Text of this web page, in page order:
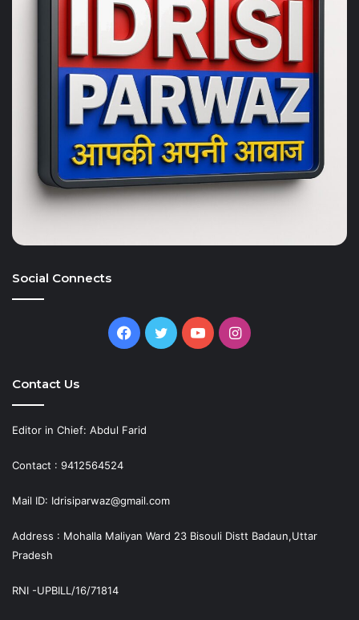
Social Connects
Facebook
TwitterYouTubeInstagram
Contact Us
Editor in Chief: Abdul Farid
Contact : 9412564524
Mail ID: Idrisiparwaz@gmail.com
Address : Mohalla Maliyan Ward 23 Bisouli Distt Badaun,Uttar
Pradesh
RNI -UPBILL/16/71814